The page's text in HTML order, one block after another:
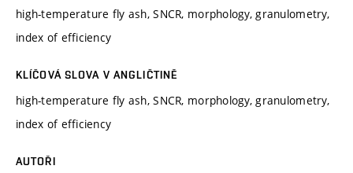
high-temperature fly ash, SNCR, morphology, granulometry,
index of efficiency
KLÍČOVÁ SLOVA V ANGLIČTINĚ
high-temperature fly ash, SNCR, morphology, granulometry,
index of efficiency
AUTOŘI